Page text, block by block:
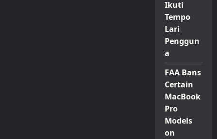
Ikuti
Tempo
Lari
Penggun
a
FAA Bans
Certain
MacBook
Pro
Models
on